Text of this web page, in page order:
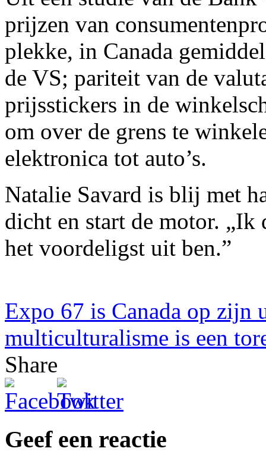
prijzen van
plekke, in Canada
de VS; pariteit van de
prijsstickers in de
om over de grens te
elektronica tot auto’s.
Natalie Savard is blij met
dicht en start de motor.
het voordeligst uit ben.”
Expo 67 is Canada op zijn
multiculturalisme is een
Share
Geef een reactie